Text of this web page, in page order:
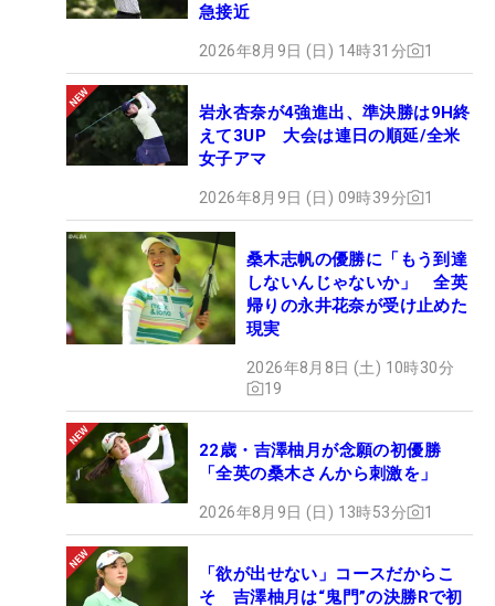
急接近
2026年8月9日 (日) 14時31分 1
岩永杏奈が4強進出、準決勝は9H終
えて3UP 大会は連日の順延/全米
女子アマ
2026年8月9日 (日) 09時39分 1
桑木志帆の優勝に「もう到達
しないんじゃないか」 全英
帰りの永井花奈が受け止めた
現実
2026年8月8日 (土) 10時30分
19
22歳・吉澤柚月が念願の初優勝
「全英の桑木さんから刺激を」
2026年8月9日 (日) 13時53分 1
「欲が出せない」コースだからこ
そ 吉澤柚月は“鬼門”の決勝Rで初